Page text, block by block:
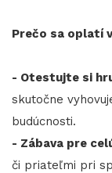
Prečo sa oplatí
- Otestujte si
skutočne
budúcnosti.
- Zábava pre
či priateľmi pri